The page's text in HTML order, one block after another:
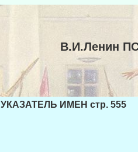
В.И.Ленин
УКАЗАТЕЛЬ ИМЕН стр. 555